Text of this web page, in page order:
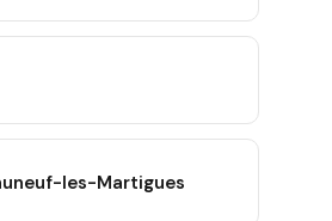
les-Martigues